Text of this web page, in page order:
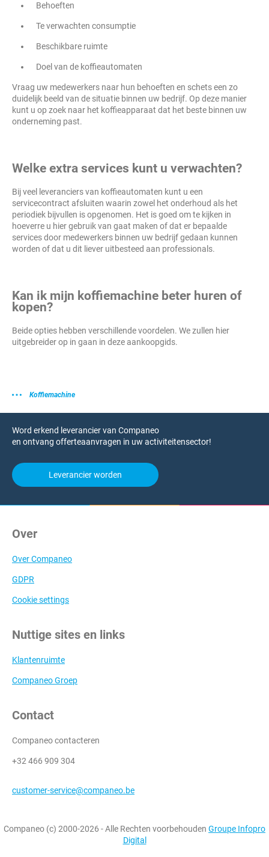
Behoeften
Te verwachten consumptie
Beschikbare ruimte
Doel van de koffieautomaten
Vraag uw medewerkers naar hun behoeften en schets een zo
duidelijk beeld van de situatie binnen uw bedrijf. Op deze manier
kunt u op zoek naar het koffieapparaat dat het beste binnen uw
onderneming past.
Welke extra services kunt u verwachten?
Bij veel leveranciers van koffieautomaten kunt u een
servicecontract afsluiten waarin zowel het onderhoud als het
periodiek bijvullen is opgenomen. Het is goed om te kijken in
hoeverre u hier gebruik van gaat maken of dat er bepaalde
services door medewerkers binnen uw bedrijf gedaan kunnen
worden of dat u dit liever uitbesteed aan professionals.
Kan ik mijn koffiemachine beter huren of
kopen?
Beide opties hebben verschillende voordelen. We zullen hier
uitgebreider op in gaan in deze aankoopgids.
Koffiemachine
Word erkend leverancier van Companeo
en ontvang offerteaanvragen in uw activiteitensector!
Leverancier worden
Over
Over Companeo
GDPR
Cookie settings
Nuttige sites en links
Klantenruimte
Companeo Groep
Contact
Companeo contacteren
+32 466 909 304
customer-service@companeo.be
Companeo (c) 2000-2026 - Alle Rechten voorbehouden Groupe Infopro
Digital